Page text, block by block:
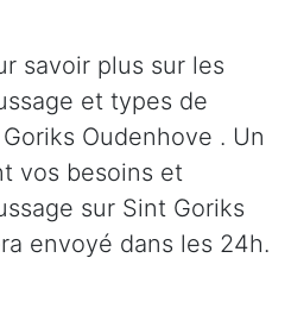
savoir plus sur les
et types de
Oudenhove . Un
vos besoins et
sur Sint Goriks
envoyé dans les 24h.